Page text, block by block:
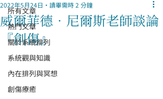
所有文章
熱門文章
關於系統排列
系統觀與知識
內在排列與冥想
創傷療癒
威爾菲德．尼爾斯老師談論
『創傷』
2022年5月24日 讀畢需時 2 分鐘